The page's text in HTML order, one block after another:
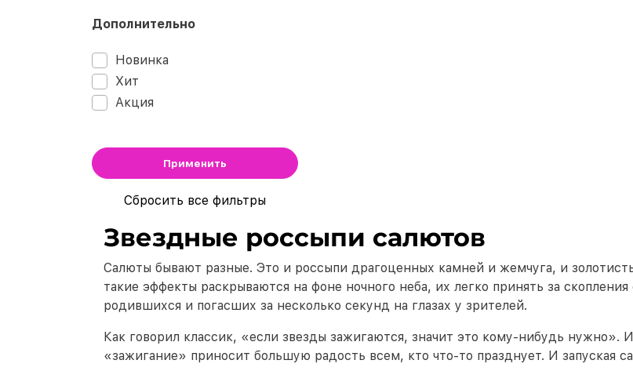
Дополнительно
Новинка
Хит
Акция
Применить
Сбросить все фильтры
Звездные россыпи салютов
Салюты бывают разные. Это и россыпи драгоценных камней и жемчуга, и
такие эффекты раскрываются на фоне ночного неба, их легко принять за
родившихся и погасших за несколько секунд на глазах у зрителей.
Как говорил классик, «если звезды зажигаются, значит это кому-нибудь
«зажигание» приносит большую радость всем, кто что-то празднует. И запуская